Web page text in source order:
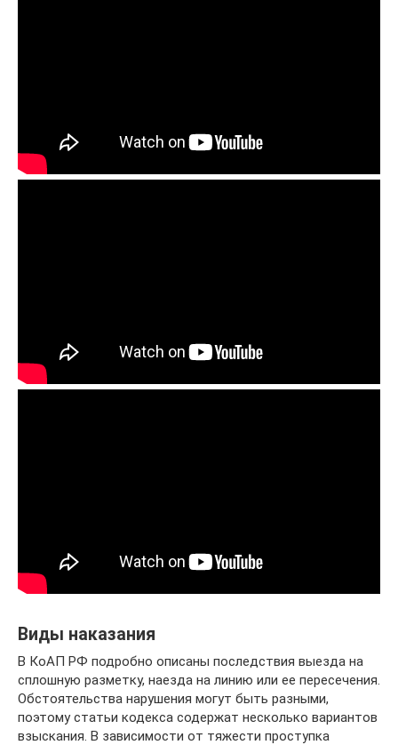
Виды наказания
В КоАП РФ подробно описаны последствия выезда на
сплошную разметку, наезда на линию или ее пересечения.
Обстоятельства нарушения могут быть разными,
поэтому статьи кодекса содержат несколько вариантов
взыскания. В зависимости от тяжести проступка